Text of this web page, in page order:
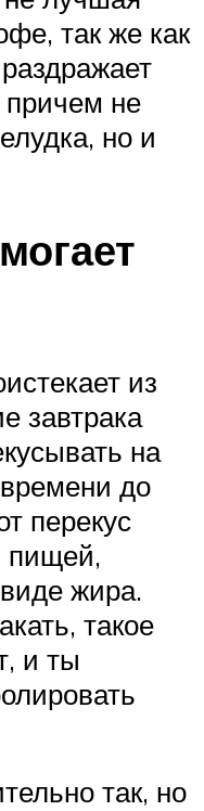
так же как
причем не
но и
из
завтрака
на
времени до
перекус
пищей,
жира.
такое
и ты
так, но